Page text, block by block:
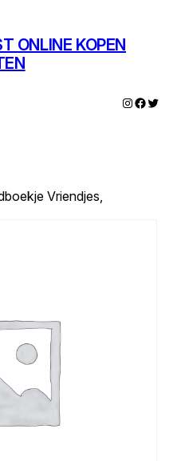
ONLINE KOPEN
Instagram
Twitter
Vriendjes,